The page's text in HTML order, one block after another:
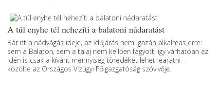
A túl enyhe tél nehezíti a balatoni nádaratást
Bár itt a nádvágás ideje, az időjárás nem igazán alkalmas erre:
sem a Balaton, sem a talaj nem kellően fagyott, így várhatóan az
idén is csak a kívánt mennyiség töredékét lehet learatni –
közölte az Országos Vízügyi Főigazgatóság szóvivője.